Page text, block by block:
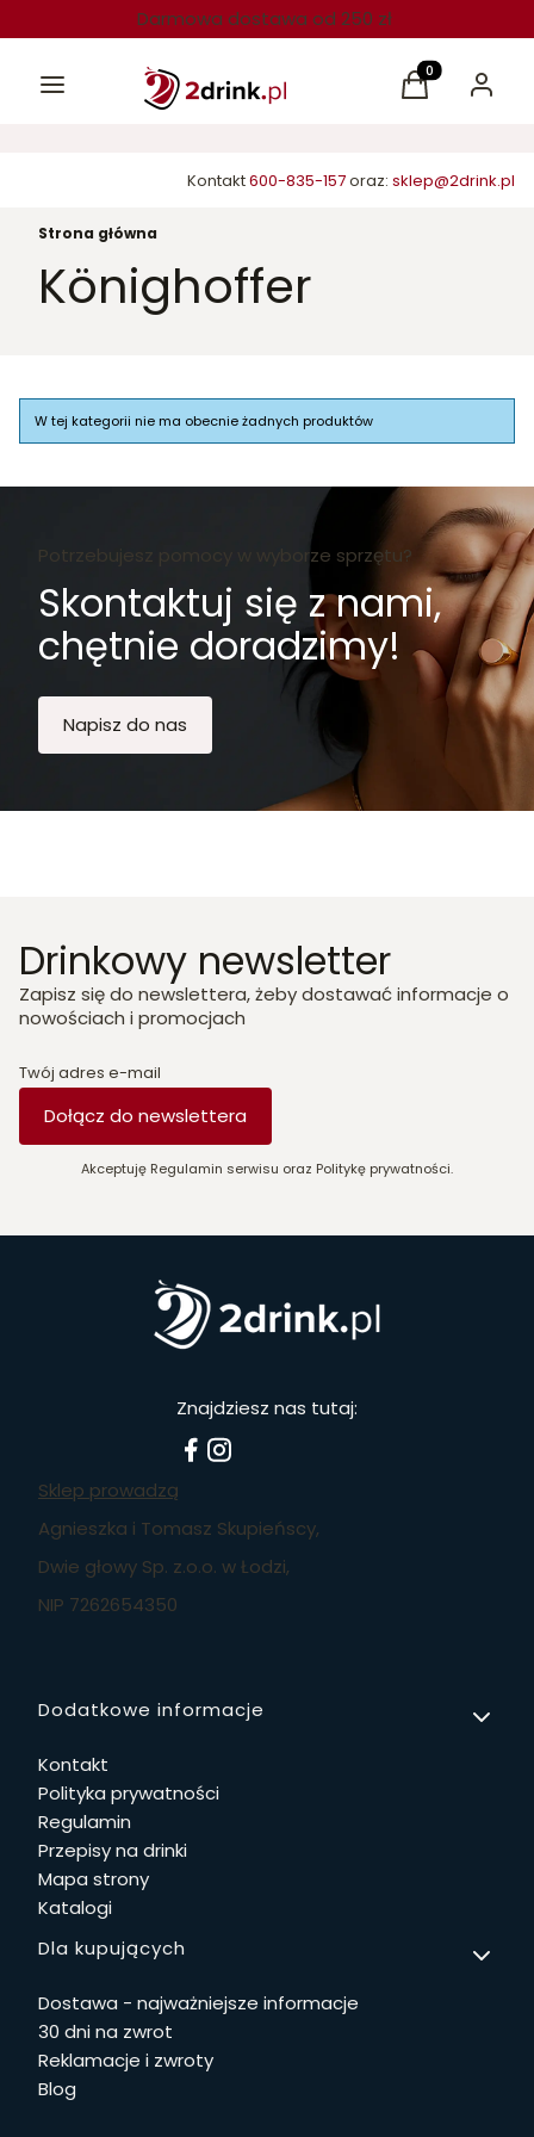
Darmowa dostawa od 250 zł
Menu Produkty w
Koszyk Zaloguj
Kontakt600-835-157oraz: sklep@2drink.pl
Strona główna
Könighoffer
Lista produktów
W tej kategorii nie ma obecnie żadnych produktów
Potrzebujesz pomocy w wyborze sprzętu?
Skontaktuj się z nami,
chętnie doradzimy!
Napisz do nas
Drinkowy newsletter
Zapisz się do newslettera, żeby dostawać informacje o
nowościach i promocjach
Twój adres e-mail
Dołącz do newslettera
Akceptuję Regulamin serwisu oraz Politykę prywatności.
Znajdziesz nas tutaj:
Sklep prowadzą
Agnieszka i Tomasz Skupieńscy,
Dwie głowy Sp. z.o.o. w Łodzi,
NIP 7262654350
Linki w stopce
Dodatkowe informacje
Kontakt
Polityka prywatności
Regulamin
Przepisy na drinki
Mapa strony
Katalogi
Dla kupujących
Dostawa - najważniejsze informacje
30 dni na zwrot
Reklamacje i zwroty
Blog